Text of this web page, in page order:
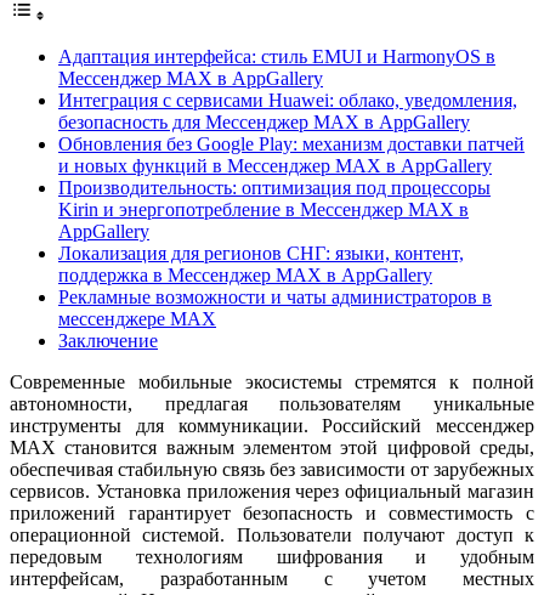
Адаптация интерфейса: стиль EMUI и HarmonyOS в
Мессенджер MAX в AppGallery
Интеграция с сервисами Huawei: облако, уведомления,
безопасность для Мессенджер MAX в AppGallery
Обновления без Google Play: механизм доставки патчей
и новых функций в Мессенджер MAX в AppGallery
Производительность: оптимизация под процессоры
Kirin и энергопотребление в Мессенджер MAX в
AppGallery
Локализация для регионов СНГ: языки, контент,
поддержка в Мессенджер MAX в AppGallery
Рекламные возможности и чаты администраторов в
мессенджере MAX
Заключение
Современные мобильные экосистемы стремятся к полной
автономности, предлагая пользователям уникальные
инструменты для коммуникации. Российский мессенджер
MAX становится важным элементом этой цифровой среды,
обеспечивая стабильную связь без зависимости от зарубежных
сервисов. Установка приложения через официальный магазин
приложений гарантирует безопасность и совместимость с
операционной системой. Пользователи получают доступ к
передовым технологиям шифрования и удобным
интерфейсам, разработанным с учетом местных